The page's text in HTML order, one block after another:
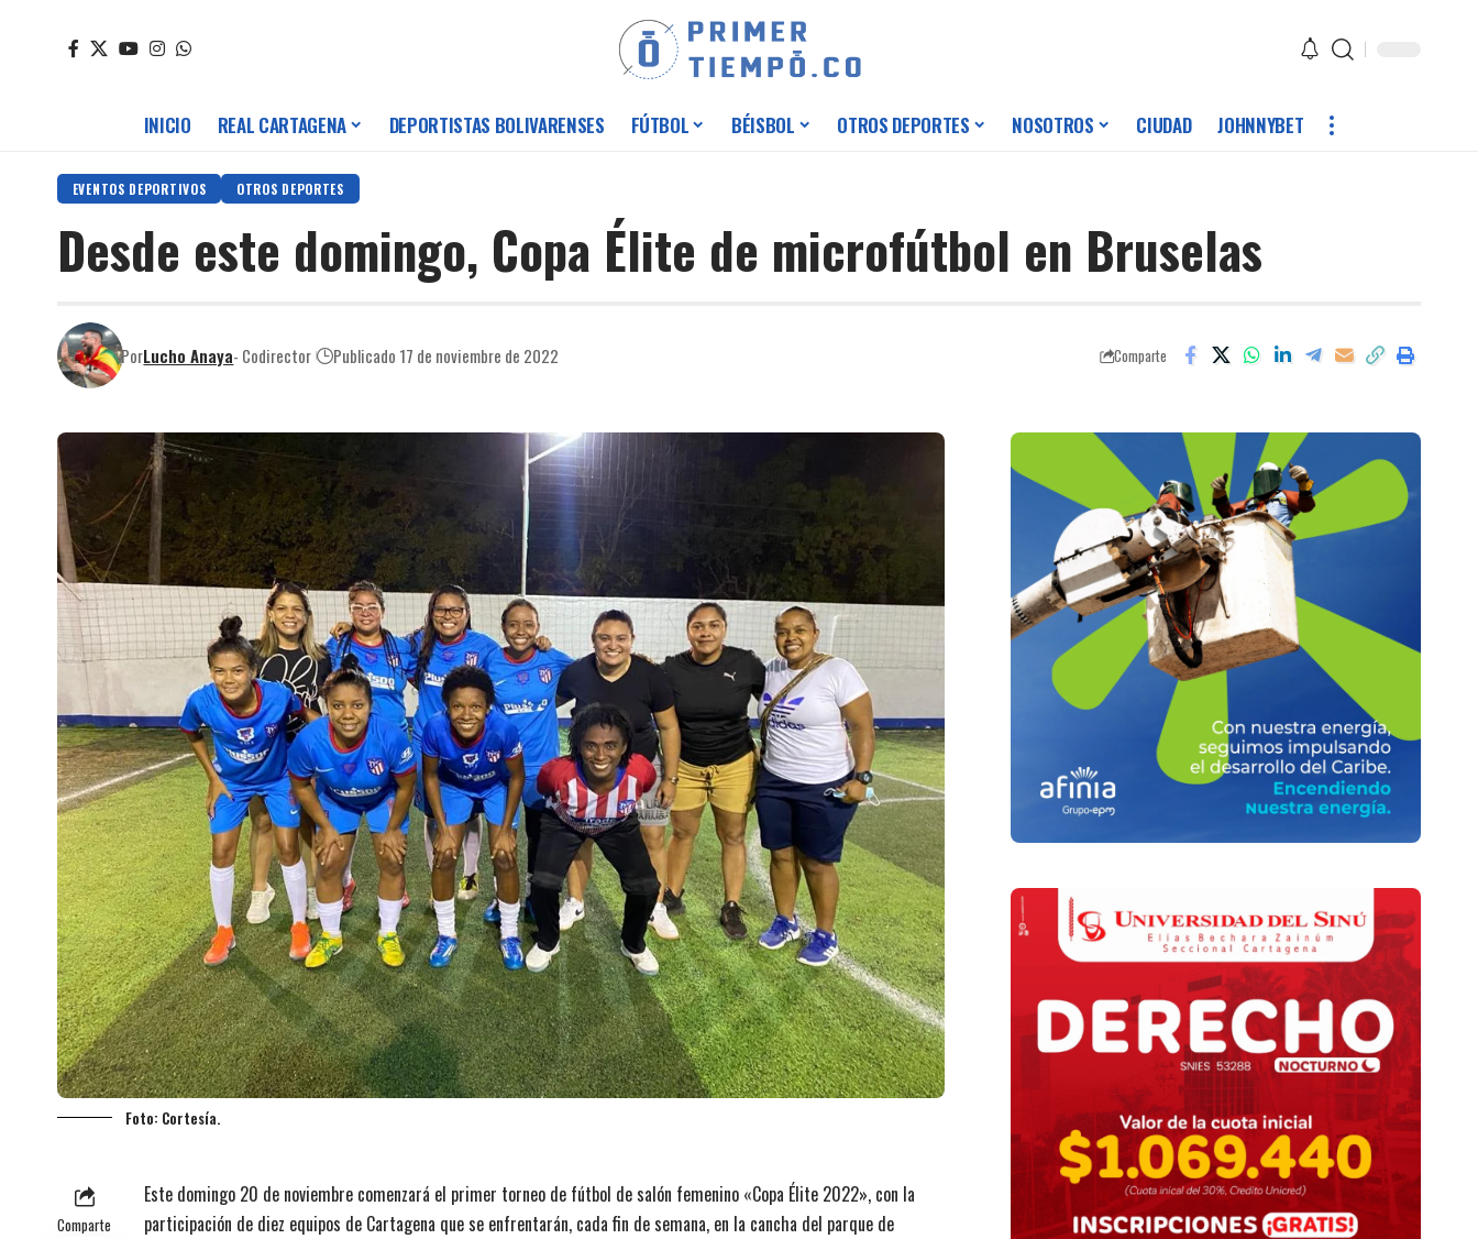
INICIO REAL CARTAGENA DEPORTISTAS BOLIVARENSES FÚTBOL BÉISBOL OTROS DEPORTES NOSOTROS CIUDAD JOHNNYBET
EVENTOS DEPORTIVOS OTROS DEPORTES
Desde este domingo, Copa Élite de microfútbol en Bruselas
PorLucho Anaya- Codirector Publicado 17 de noviembre de 2022 Comparte
Foto: Cortesía.
Comparte
Este domingo 20 de noviembre comenzará el primer torneo de fútbol de salón femenino «Copa Élite 2022», con la
participación de diez equipos de Cartagena que se enfrentarán, cada fin de semana, en la cancha del parque de